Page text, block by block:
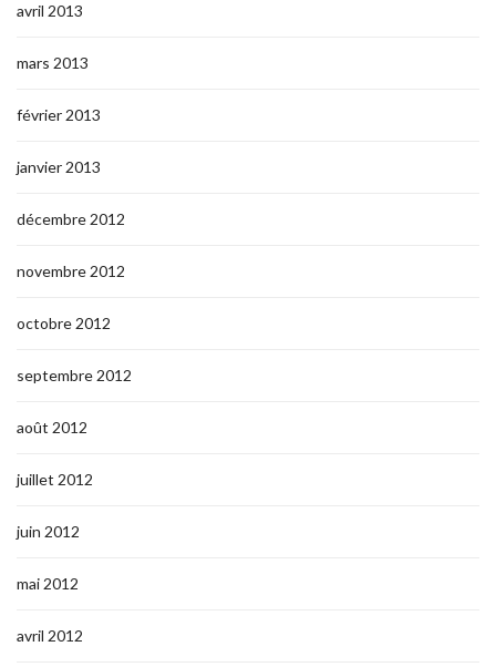
avril 2013
mars 2013
février 2013
janvier 2013
décembre 2012
novembre 2012
octobre 2012
septembre 2012
août 2012
juillet 2012
juin 2012
mai 2012
avril 2012